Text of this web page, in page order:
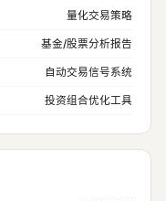
量化交易策略
基金/股票分析报告
自动交易信号系统
投资组合优化工具